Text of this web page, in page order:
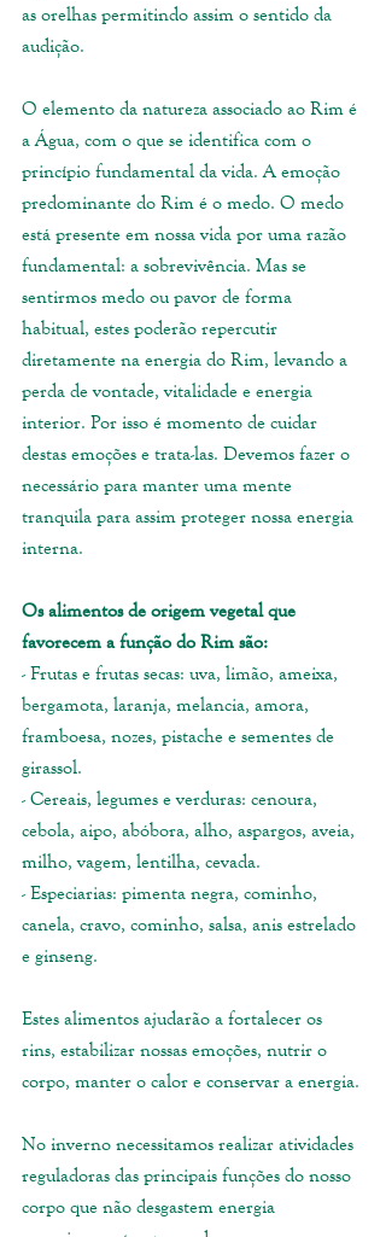
as orelhas permitindo assim o sentido da
audição.
O elemento da natureza associado ao Rim é
a Água, com o que se identifica com o
princípio fundamental da vida. A emoção
predominante do Rim é o medo. O medo
está presente em nossa vida por uma razão
fundamental: a sobrevivência. Mas se
sentirmos medo ou pavor de forma
habitual, estes poderão repercutir
diretamente na energia do Rim, levando a
perda de vontade, vitalidade e energia
interior. Por isso é momento de cuidar
destas emoções e trata-las. Devemos fazer o
necessário para manter uma mente
tranquila para assim proteger nossa energia
interna.
Os alimentos de origem vegetal que
favorecem a função do Rim são:
- Frutas e frutas secas: uva, limão, ameixa,
bergamota, laranja, melancia, amora,
framboesa, nozes, pistache e sementes de
girassol.
- Cereais, legumes e verduras: cenoura,
cebola, aipo, abóbora, alho, aspargos, aveia,
milho, vagem, lentilha, cevada.
- Especiarias: pimenta negra, cominho,
canela, cravo, cominho, salsa, anis estrelado
e ginseng.
Estes alimentos ajudarão a fortalecer os
rins, estabilizar nossas emoções, nutrir o
corpo, manter o calor e conservar a energia.
No inverno necessitamos realizar atividades
reguladoras das principais funções do nosso
corpo que não desgastem energia